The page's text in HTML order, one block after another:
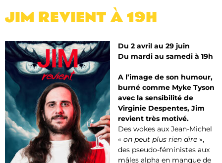
JIM REVIENT​ À 19H
Du 2 avril au 29 juin
Du mardi au samedi à 19h
A l’image de son humour,
burné comme Myke Tyson
avec la sensibilité de
Virginie Despentes, Jim
revient très motivé.
Des wokes aux Jean-Michel
« on peut plus rien dire »,
des pseudo-féministes aux
mâles alpha en manque de